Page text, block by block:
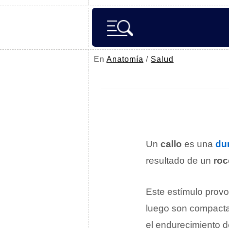
En Anatomía / Salud
Un callo es una
resultado de un
Este estímulo
luego son
el endurecimiento